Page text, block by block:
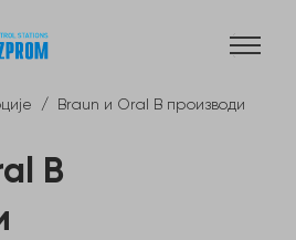
/ Braun и Oral B производи
B